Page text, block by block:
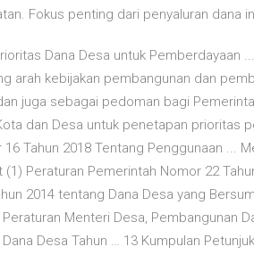
Fokus penting dari penyaluran dana
Dana Desa untuk Pemberdayaan
arah kebijakan pembangunan dan
juga sebagai pedoman bagi
dan Desa untuk penetapan prioritas
16 Tahun 2018 Tentang Penggunaan ...
(1) Peraturan Pemerintah Nomor 22
2014 tentang Dana Desa yang
Menteri Desa, Pembangunan
Desa Tahun … 13 Kumpulan